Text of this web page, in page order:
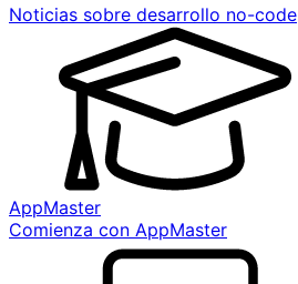
Noticias sobre desarrollo no-code
AppMaster
Comienza con AppMaster